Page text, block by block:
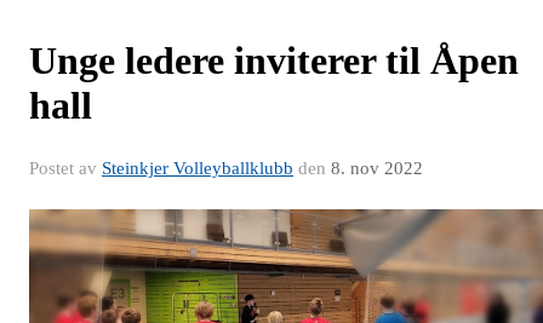
Unge ledere inviterer til Åpen
hall
Postet av Steinkjer Volleyballklubb den 8. nov 2022